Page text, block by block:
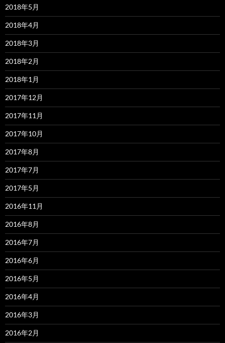
2018年5月
2018年4月
2018年3月
2018年2月
2018年1月
2017年12月
2017年11月
2017年10月
2017年8月
2017年7月
2017年5月
2016年11月
2016年8月
2016年7月
2016年6月
2016年5月
2016年4月
2016年3月
2016年2月